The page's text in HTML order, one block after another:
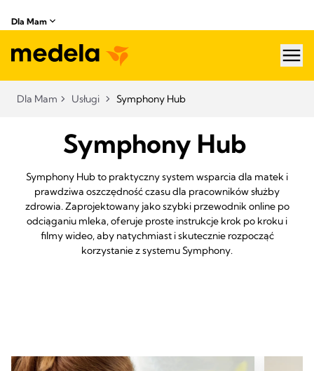
Dla Mam
Dla Mam Usługi Symphony Hub
Symphony Hub
Symphony Hub to praktyczny system wsparcia dla matek i
prawdziwa oszczędność czasu dla pracowników służby
zdrowia. Zaprojektowany jako szybki przewodnik online po
odciąganiu mleka, oferuje proste instrukcje krok po kroku i
filmy wideo, aby natychmiast i skutecznie rozpocząć
korzystanie z systemu Symphony.